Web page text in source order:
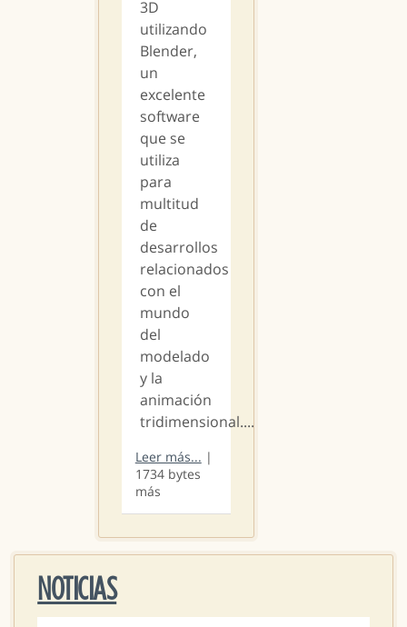
3D
utilizando
Blender,
un
excelente
software
que se
utiliza
para
multitud
de
desarrollos
relacionados
con el
mundo
del
modelado
y la
animación
tridimensional....
Leer más... |
1734 bytes
más
NOTICIAS